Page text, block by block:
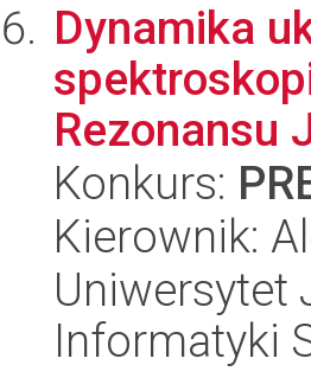
Dynamika
Rezonansu
Konkurs:
Kierownik:
Uniwersytet
Informatyki